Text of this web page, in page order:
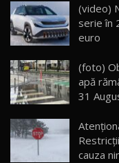
23
24
Van
25
mai
32:21
(video)
serie în
euro
(foto)
apă
31
cauza